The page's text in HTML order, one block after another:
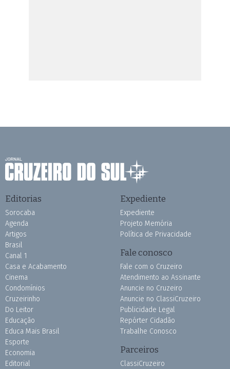
Editorias
Sorocaba
Agenda
Artigos
Brasil
Canal 1
Casa e Acabamento
Cinema
Condomínios
Cruzeirinho
Do Leitor
Educação
Educa Mais Brasil
Esporte
Economia
Editorial
Expediente
Expediente
Projeto Memória
Política de Privacidade
Fale conosco
Fale com o Cruzeiro
Atendimento ao Assinante
Anuncie no Cruzeiro
Anuncie no ClassiCruzeiro
Publicidade Legal
Repórter Cidadão
Trabalhe Conosco
Parceiros
ClassiCruzeiro